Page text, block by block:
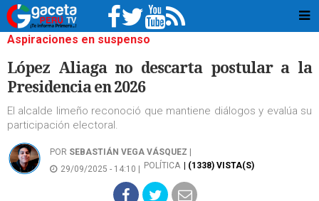
Aspiraciones en suspenso
López Aliaga no descarta postular a la
Presidencia en 2026
El alcalde limeño reconoció que mantiene diálogos y evalúa su
participación electoral.
POR SEBASTIÁN VEGA VÁSQUEZ
29/09/2025 - 14:10 |
POLÍTICA | (1338) VISTA(S)